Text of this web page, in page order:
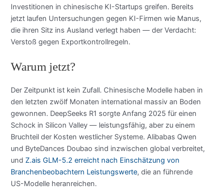
Investitionen in chinesische KI-Startups greifen. Bereits
jetzt laufen Untersuchungen gegen KI-Firmen wie Manus,
die ihren Sitz ins Ausland verlegt haben — der Verdacht:
Verstoß gegen Exportkontrollregeln.
Warum jetzt?
Der Zeitpunkt ist kein Zufall. Chinesische Modelle haben in
den letzten zwölf Monaten international massiv an Boden
gewonnen. DeepSeeks R1 sorgte Anfang 2025 für einen
Schock in Silicon Valley — leistungsfähig, aber zu einem
Bruchteil der Kosten westlicher Systeme. Alibabas Qwen
und ByteDances Doubao sind inzwischen global verbreitet,
und Z.ais GLM-5.2 erreicht nach Einschätzung von
Branchenbeobachtern Leistungswerte, die an führende
US-Modelle heranreichen.